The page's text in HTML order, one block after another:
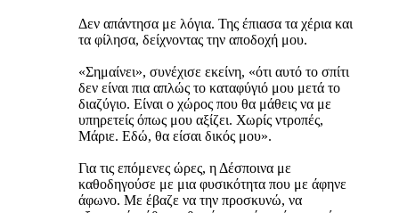
Δεν απάντησα με λόγια. Της έπιασα τα χέρια και
τα φίλησα, δείχνοντας την αποδοχή μου.
«Σημαίνει», συνέχισε εκείνη, «ότι αυτό το σπίτι
δεν είναι πια απλώς το καταφύγιό μου μετά το
διαζύγιο. Είναι ο χώρος που θα μάθεις να με
υπηρετείς όπως μου αξίζει. Χωρίς ντροπές,
Μάριε. Εδώ, θα είσαι δικός μου».
Για τις επόμενες ώρες, η Δέσποινα με
καθοδηγούσε με μια φυσικότητα που με άφηνε
άφωνο. Με έβαζε να την προσκυνώ, να